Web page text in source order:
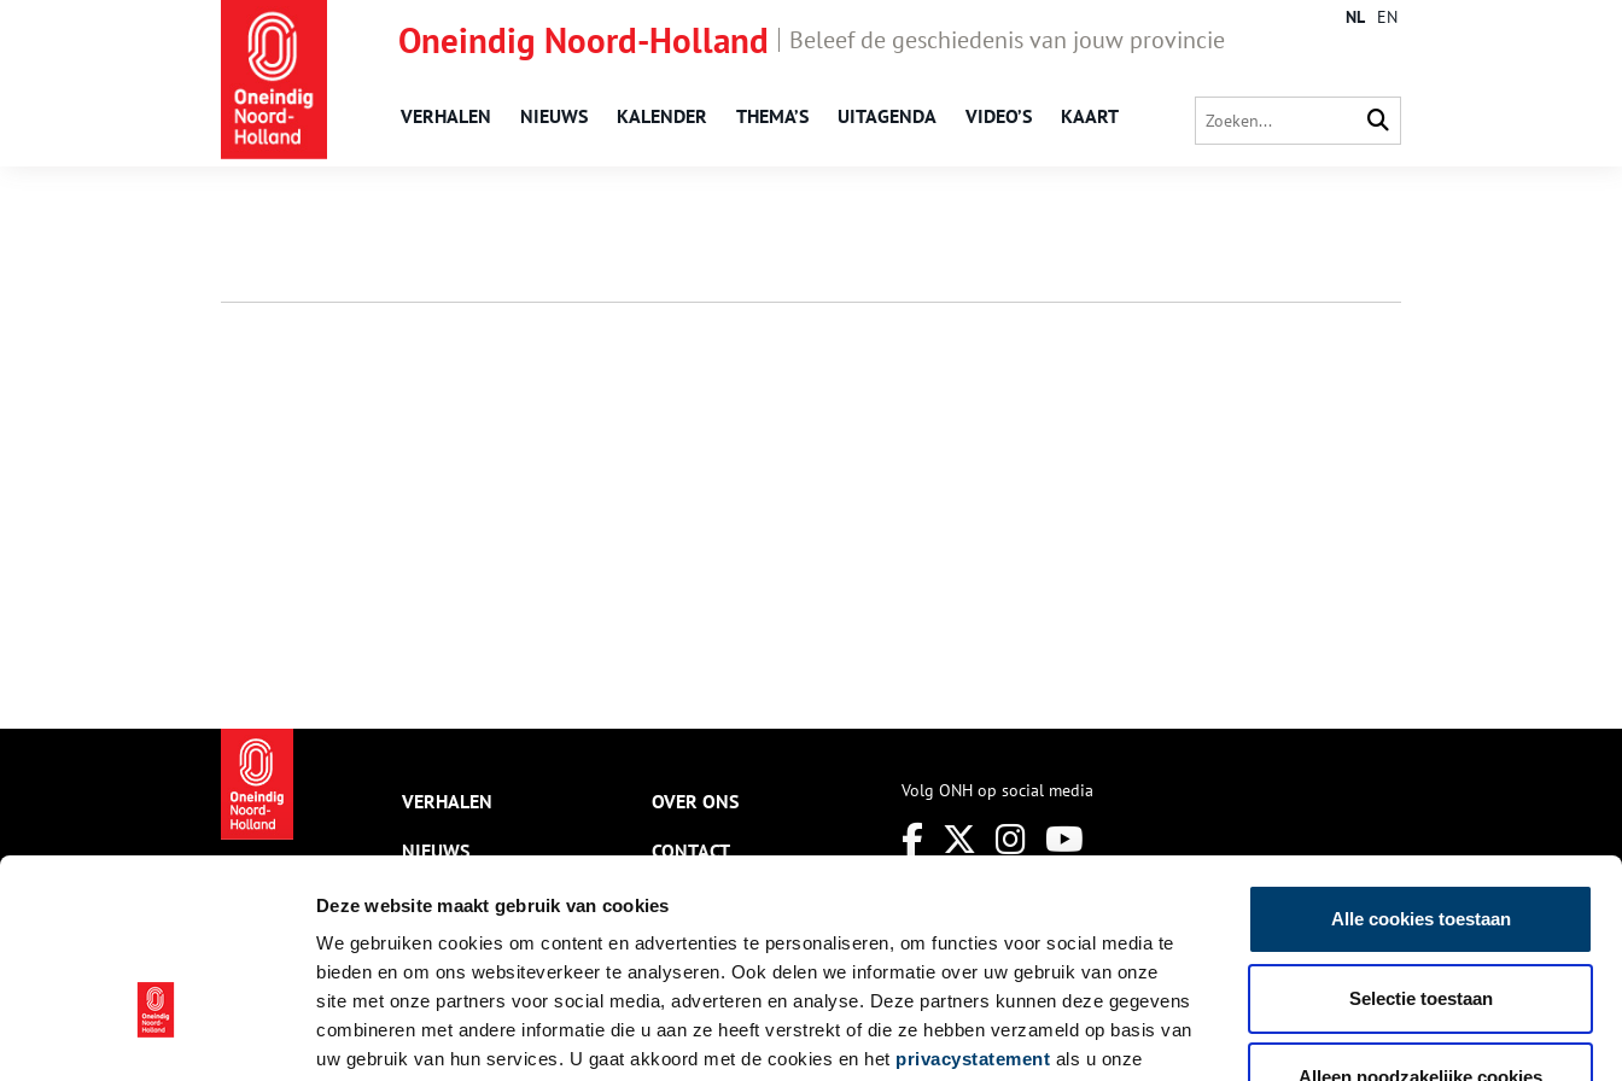
Deze website maakt gebruik van cookies
We gebruiken cookies om content en advertenties te personaliseren, om functies voor social media te
bieden en om ons websiteverkeer te analyseren. Ook delen we informatie over uw gebruik van onze
site met onze partners voor social media, adverteren en analyse. Deze partners kunnen deze gegevens
combineren met andere informatie die u aan ze heeft verstrekt of die ze hebben verzameld op basis van
uw gebruik van hun services. U gaat akkoord met de cookies en het privacystatement als u onze
Alle cookies toestaan
Selectie toestaan
Alleen noodzakelijke cookies
Oneindig Noord-Holland Beleef de geschiedenis van jouw provincie
VERHALEN NIEUWS KALENDER THEMA’S UITAGENDA VIDEO’S KAART
NL EN
VERHALEN
NIEUWS
KALENDER
THEMA’S
ACTIVITEITEN
VIDEO’S
OVER ONS
CONTACT
NIEUWSBRIEF
DISCLAIMER
PRIVACY
TOEGANKELIJKHEID
Volg ONH op social media